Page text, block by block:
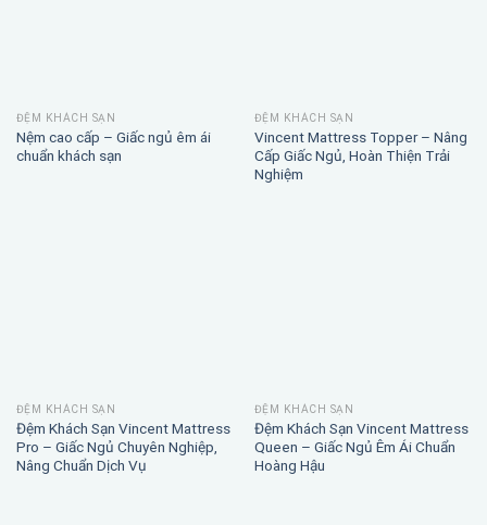
ĐỆM KHÁCH SẠN
Nệm cao cấp – Giấc ngủ êm ái
chuẩn khách sạn
ĐỆM KHÁCH SẠN
Vincent Mattress Topper – Nâng
Cấp Giấc Ngủ, Hoàn Thiện Trải
Nghiệm
ĐỆM KHÁCH SẠN
Đệm Khách Sạn Vincent Mattress
Pro – Giấc Ngủ Chuyên Nghiệp,
Nâng Chuẩn Dịch Vụ
ĐỆM KHÁCH SẠN
Đệm Khách Sạn Vincent Mattress
Queen – Giấc Ngủ Êm Ái Chuẩn
Hoàng Hậu